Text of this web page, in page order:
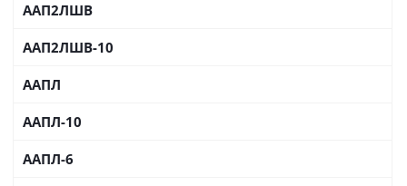
ААП2ЛШВ
ААП2ЛШВ-10
ААПЛ
ААПЛ-10
ААПЛ-6